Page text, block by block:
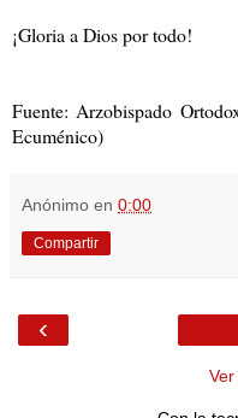
¡Gloria a Dios por todo!
Fuente: Arzobispado
Ecuménico)
Anónimo en 0:00
Compartir
‹